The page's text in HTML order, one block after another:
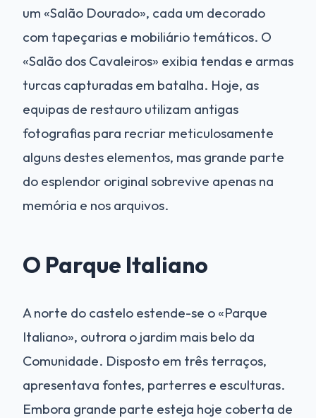
um «Salão Dourado», cada um decorado
com tapeçarias e mobiliário temáticos. O
«Salão dos Cavaleiros» exibia tendas e armas
turcas capturadas em batalha. Hoje, as
equipas de restauro utilizam antigas
fotografias para recriar meticulosamente
alguns destes elementos, mas grande parte
do esplendor original sobrevive apenas na
memória e nos arquivos.
O Parque Italiano
A norte do castelo estende-se o «Parque
Italiano», outrora o jardim mais belo da
Comunidade. Disposto em três terraços,
apresentava fontes, parterres e esculturas.
Embora grande parte esteja hoje coberta de